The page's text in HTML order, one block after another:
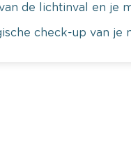
de lichtinval en je
check-up van je